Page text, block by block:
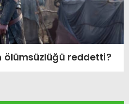
ölümsüzlüğü reddetti?